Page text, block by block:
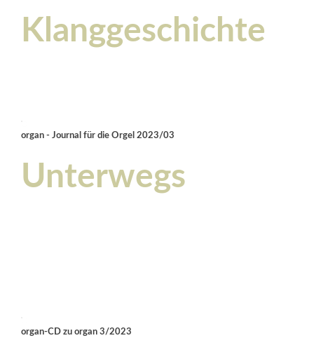
Klanggeschichte
organ - Journal für die Orgel 2023/03
Unterwegs
organ-CD zu organ 3/2023